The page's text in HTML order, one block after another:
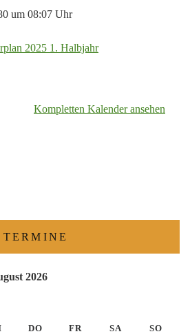
um 08:07 Uhr
2025 1. Halbjahr
Kompletten Kalender ansehen
TERMINE
2026
DO FR SA SO